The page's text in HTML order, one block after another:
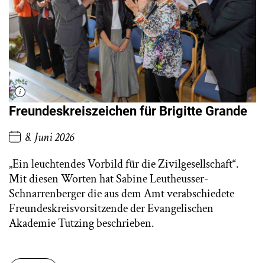
Freundeskreiszeichen für Brigitte Grande
8. Juni 2026
„Ein leuchtendes Vorbild für die Zivilgesellschaft“.
Mit diesen Worten hat Sabine Leutheusser-
Schnarrenberger die aus dem Amt verabschiedete
Freundeskreisvorsitzende der Evangelischen
Akademie Tutzing beschrieben.